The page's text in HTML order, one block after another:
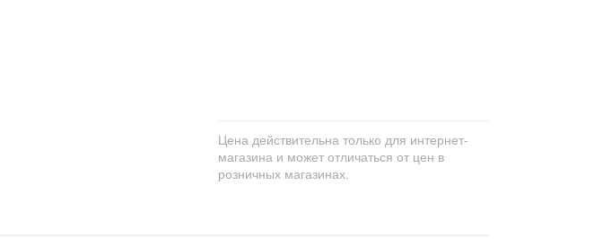
Цена действительна только для интернет-
магазина и может отличаться от цен в
розничных магазинах.